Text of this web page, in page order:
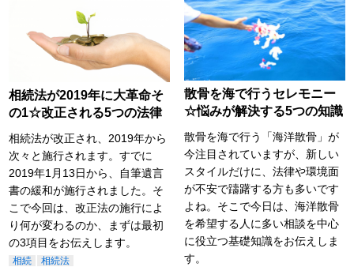
相続法が2019年に大革命そ
の1☆改正される5つの法律
相続法が改正され、2019年から
次々と施行されます。すでに
2019年1月13日から、自筆遺言
書の緩和が施行されました。そ
こで今回は、改正法の施行によ
り何が変わるのか、まずは最初
の3項目をお伝えします。
相続 相続法
散骨を海で行うセレモニー
☆悩みが解決する5つの知識
散骨を海で行う「海洋散骨」が
今注目されていますが、新しい
スタイルだけに、法律や環境面
が不安で躊躇する方も多いです
よね。そこで今日は、海洋散骨
を希望する人に多い相談を中心
に役立つ基礎知識をお伝えしま
す。